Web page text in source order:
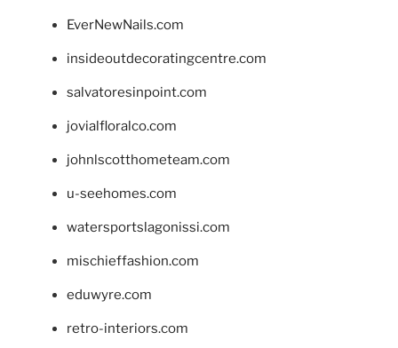
EverNewNails.com
insideoutdecoratingcentre.com
salvatoresinpoint.com
jovialfloralco.com
johnlscotthometeam.com
u-seehomes.com
watersportslagonissi.com
mischieffashion.com
eduwyre.com
retro-interiors.com